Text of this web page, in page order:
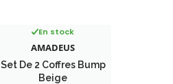
En stock
AMADEUS
Set De 2 Coffres Bump
Beige